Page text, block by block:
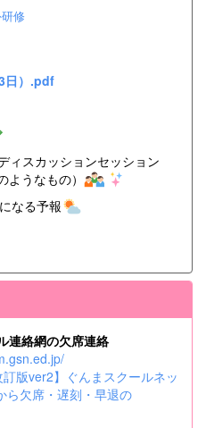
修
日）.pdf
ィスカッションセッション
ようなもの）
なる予報
連絡網の欠席連絡
版ver2】ぐんまスクールネッ
ら欠席・遅刻・早退の